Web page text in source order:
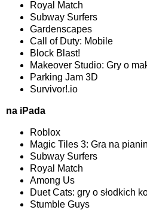
Royal Match
Subway Surfers
Gardenscapes
Call of Duty: Mobile
Block Blast!
Makeover Studio: Gry o
Parking Jam 3D
Survivor!.io
na iPada
Roblox
Magic Tiles 3: Gra na
Subway Surfers
Royal Match
Among Us
Duet Cats: gry o słodkich
Stumble Guys